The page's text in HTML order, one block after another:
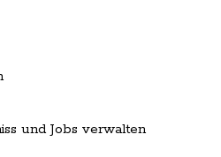
und Jobs verwalten